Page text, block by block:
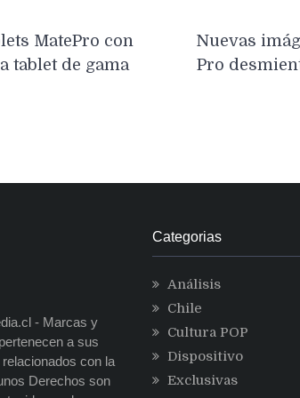
MatePro con
tablet de gama
Nuevas
Pro
- Marcas y
a sus
con la
Derechos son
Categorias
Análisis
Chile
Cultura POP
Dispositivo
Exclusivas